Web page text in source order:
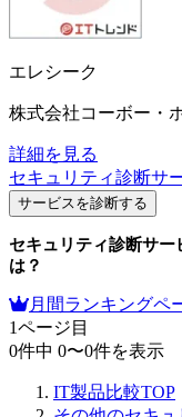
エレシーク
株式会社コーボー・
詳細を見る
セキュリティ診断サ
サービスを診断する
セキュリティ診断サー
は？
月間ランキングペ
1ページ目
0件中 0〜0件を表示
IT製品比較TOP